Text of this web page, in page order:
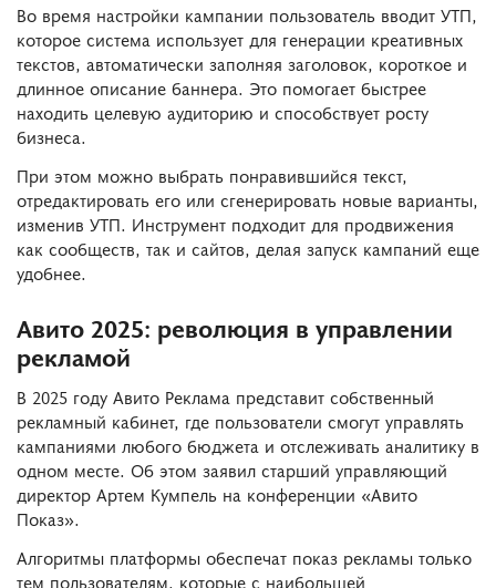
Во время настройки кампании пользователь вводит УТП,
которое система использует для генерации креативных
текстов, автоматически заполняя заголовок, короткое и
длинное описание баннера. Это помогает быстрее
находить целевую аудиторию и способствует росту
бизнеса.
При этом можно выбрать понравившийся текст,
отредактировать его или сгенерировать новые варианты,
изменив УТП. Инструмент подходит для продвижения
как сообществ, так и сайтов, делая запуск кампаний еще
удобнее.
Авито 2025: революция в управлении
рекламой
В 2025 году Авито Реклама представит собственный
рекламный кабинет, где пользователи смогут управлять
кампаниями любого бюджета и отслеживать аналитику в
одном месте. Об этом заявил старший управляющий
директор Артем Кумпель на конференции «Авито
Показ».
Алгоритмы платформы обеспечат показ рекламы только
тем пользователям, которые с наибольшей